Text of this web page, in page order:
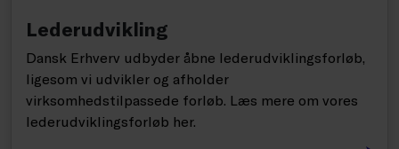
Lederudvikling
Dansk Erhverv udbyder åbne lederudviklingsforløb,
ligesom vi udvikler og afholder
virksomhedstilpassede forløb. Læs mere om vores
lederudviklingsforløb her.